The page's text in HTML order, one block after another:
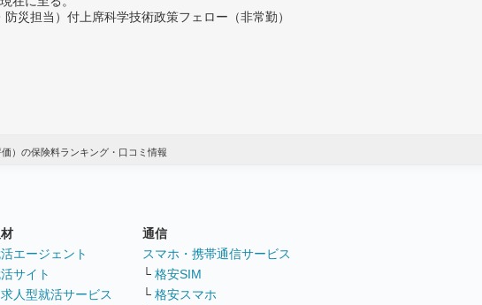
災担当）付上席科学技術政策フェロー（非常勤）
）の保険料ランキング・口コミ情報
エージェント
サイト
人型就活サービス
通信
スマホ・携帯通信サービス
└ 格安SIM
└ 格安スマホ